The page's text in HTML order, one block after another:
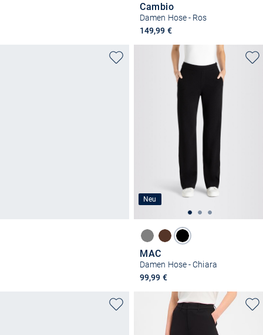
Cambio
Damen Hose - Ros
149,99 €
Neu
MAC
Damen Hose - Chiara
99,99 €